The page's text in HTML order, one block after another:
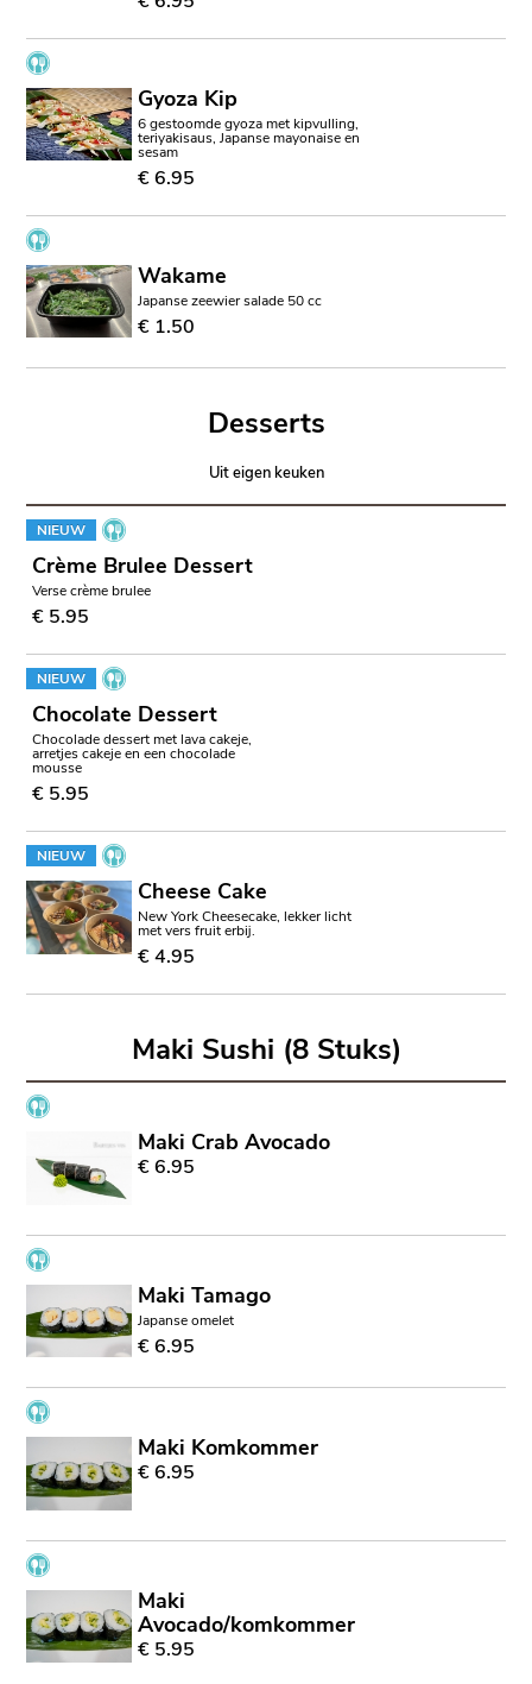
Gyoza Kip
6 gestoomde gyoza met kipvulling,
teriyakisaus, Japanse mayonaise en
sesam
€ 6.95
Wakame
Japanse zeewier salade 50 cc
€ 1.50
Desserts
Uit eigen keuken
NIEUW
Crème Brulee Dessert
Verse crème brulee
€ 5.95
NIEUW
Chocolate Dessert
Chocolade dessert met lava cakeje,
arretjes cakeje en een chocolade
mousse
€ 5.95
NIEUW
Cheese Cake
New York Cheesecake, lekker licht
met vers fruit erbij.
€ 4.95
Maki Sushi (8 Stuks)
Maki Crab Avocado
€ 6.95
Maki Tamago
Japanse omelet
€ 6.95
Maki Komkommer
€ 6.95
Maki
Avocado/komkommer
€ 5.95